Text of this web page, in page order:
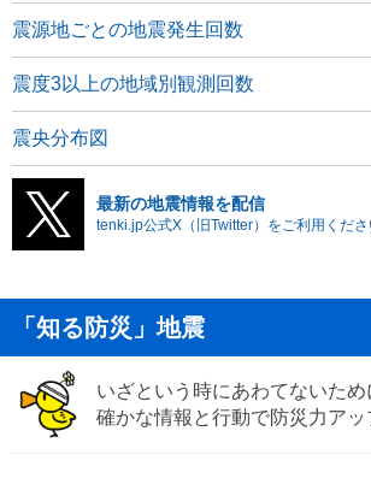
震源地ごとの地震発生回数
震度3以上の地域別観測回数
震央分布図
最新の地震情報を配信
tenki.jp公式X（旧Twitter）をご利用くださ
「知る防災」地震
いざという時にあわてないため
確かな情報と行動で防災力アッ